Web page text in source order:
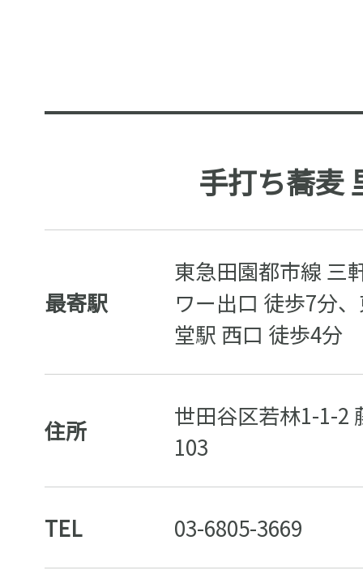
手打ち蕎麦
最寄駅
東急田園都市線 三
ワー出口 徒歩7分
堂駅 西口 徒歩4分
住所
世田谷区若林1-1-2
103
TEL 03-6805-3669